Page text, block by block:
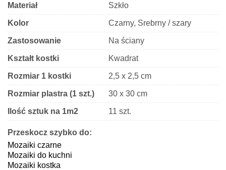
Materiał Szkło
Kolor Czarny, Srebrny / szary
Zastosowanie Na ściany
Kształt kostki Kwadrat
Rozmiar 1 kostki 2,5 x 2,5 cm
Rozmiar plastra (1 szt.) 30 x 30 cm
Ilość sztuk na 1m2 11 szt.
Grubość
Wykończenie
Przeskocz szybko do:
Mozaiki czarne
Mozaiki do kuchni
Mozaiki kostka